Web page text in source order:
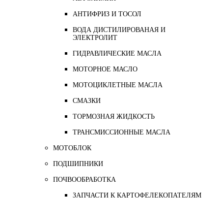
АНТИФРИЗ И ТОСОЛ
ВОДА ДИСТИЛИРОВАНАЯ И
ЭЛЕКТРОЛИТ
ГИДРАВЛИЧЕСКИЕ МАСЛА
МОТОРНОЕ МАСЛО
МОТОЦИКЛЕТНЫЕ МАСЛА
СМАЗКИ
ТОРМОЗНАЯ ЖИДКОСТЬ
ТРАНСМИССИОННЫЕ МАСЛА
МОТОБЛОК
ПОДШИПНИКИ
ПОЧВООБРАБОТКА
ЗАПЧАСТИ К КАРТОФЕЛЕКОПАТЕЛЯМ